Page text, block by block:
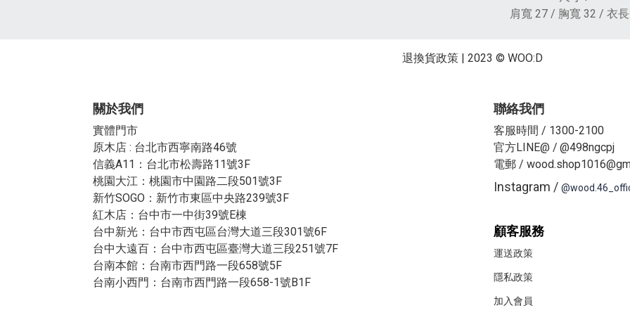
肩寬 27 / 胸寬 32 / 衣
退換貨政策 | 2023 © WOO:D
關於我們
實體門市
原木店 : 台北市西寧南路46號
信義A11：台北市松壽路11號3F
桃園大江：桃園市中園路二段501號3F
新竹SOGO：新竹市東區中央路239號3F
紅木店：台中市一中街39號E棟
台中新光：台中市西屯區台灣大道三段301號6F
台中大遠百：台中市西屯區臺灣大道三段251號7F
台南本館：台南市西門路一段658號5F
台南小西門：台南市西門路一段658-1號B1F
聯絡我們
客服時間 / 1300-2100
官方LINE@ / @498ngcpj
電郵 /
Instagram /
顧客服務
運送政策
隱私政策
加入會員